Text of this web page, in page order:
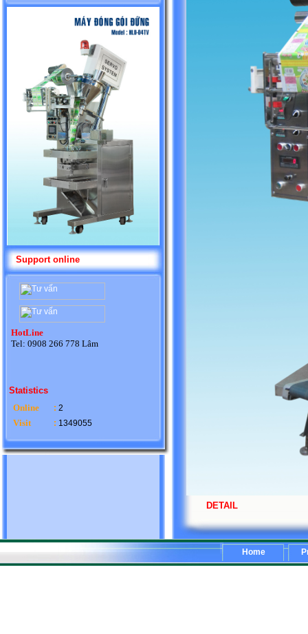
Support online
HotLine
Tel: 0908 266 778 Lâm
Statistics
Online
: 2
Visit : 1349055
DETAIL
Home